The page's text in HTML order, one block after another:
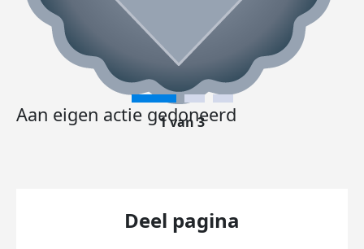
Aan eigen actie gedoneerd
1 van 3
Deel pagina